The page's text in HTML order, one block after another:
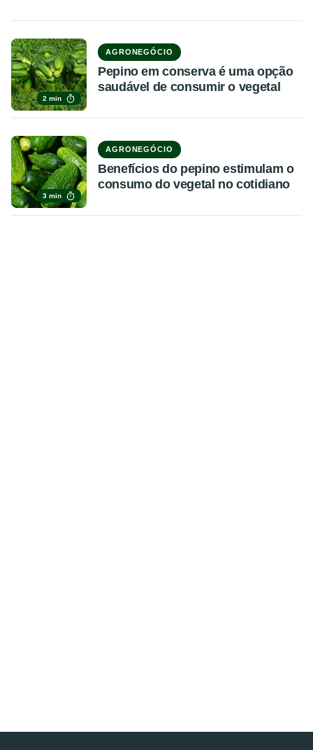
2 min
AGRONEGÓCIO
Pepino em conserva é uma opção
saudável de consumir o vegetal
3 min
AGRONEGÓCIO
Benefícios do pepino estimulam o
consumo do vegetal no cotidiano